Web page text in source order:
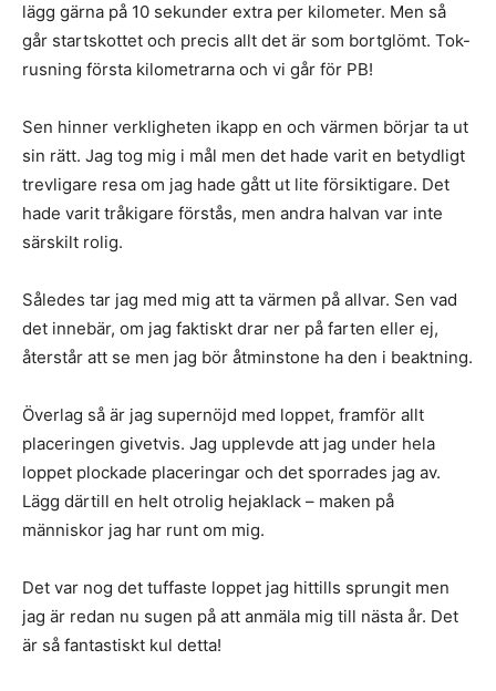
lägg gärna på 10 sekunder extra per kilometer. Men så
går startskottet och precis allt det är som bortglömt. Tok-
rusning första kilometrarna och vi går för PB!
Sen hinner verkligheten ikapp en och värmen börjar ta ut
sin rätt. Jag tog mig i mål men det hade varit en betydligt
trevligare resa om jag hade gått ut lite försiktigare. Det
hade varit tråkigare förstås, men andra halvan var inte
särskilt rolig.
Således tar jag med mig att ta värmen på allvar. Sen vad
det innebär, om jag faktiskt drar ner på farten eller ej,
återstår att se men jag bör åtminstone ha den i beaktning.
Överlag så är jag supernöjd med loppet, framför allt
placeringen givetvis. Jag upplevde att jag under hela
loppet plockade placeringar och det sporrades jag av.
Lägg därtill en helt otrolig hejaklack – maken på
människor jag har runt om mig.
Det var nog det tuffaste loppet jag hittills sprungit men
jag är redan nu sugen på att anmäla mig till nästa år. Det
är så fantastiskt kul detta!